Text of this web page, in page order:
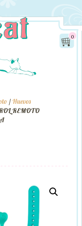
0
/ Huevos
REMOTO